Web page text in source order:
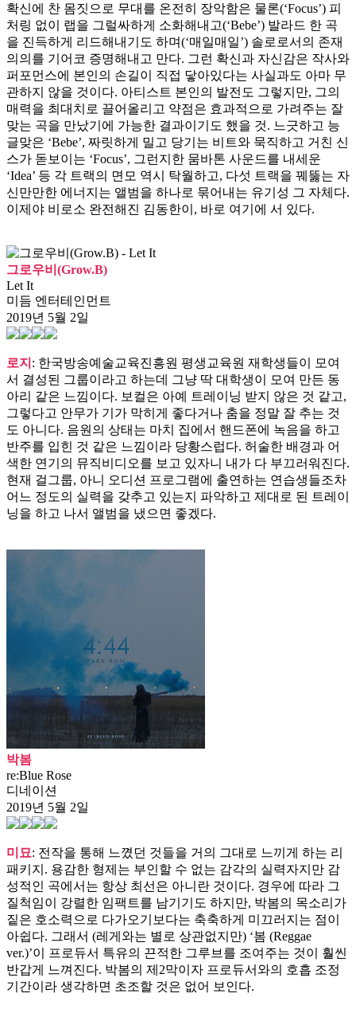
확신에 찬 몸짓으로 무대를 온전히 장악함은 물론(‘Focus’) 피
처링 없이 랩을 그럴싸하게 소화해내고(‘Bebe’) 발라드 한 곡
을 진득하게 리드해내기도 하며(‘매일매일’) 솔로로서의 존재
의의를 기어코 증명해내고 만다. 그런 확신과 자신감은 작사와
퍼포먼스에 본인의 손길이 직접 닿아있다는 사실과도 아마 무
관하지 않을 것이다. 아티스트 본인의 발전도 그렇지만, 그의
매력을 최대치로 끌어올리고 약점은 효과적으로 가려주는 잘
맞는 곡을 만났기에 가능한 결과이기도 했을 것. 느긋하고 능
글맞은 ‘Bebe’, 짜릿하게 밀고 당기는 비트와 묵직하고 거친 신
스가 돋보이는 ‘Focus’, 그런지한 뭄바톤 사운드를 내세운
‘Idea’ 등 각 트랙의 면모 역시 탁월하고, 다섯 트랙을 꿰뚫는 자
신만만한 에너지는 앨범을 하나로 묶어내는 유기성 그 자체다.
이제야 비로소 완전해진 김동한이, 바로 여기에 서 있다.
그로우비(Grow.B)
Let It
미듬 엔터테인먼트
2019년 5월 2일
로지 : 한국방송예술교육진흥원 평생교육원 재학생들이 모여
서 결성된 그룹이라고 하는데 그냥 딱 대학생이 모여 만든 동
아리 같은 느낌이다. 보컬은 아예 트레이닝 받지 않은 것 같고,
그렇다고 안무가 기가 막히게 좋다거나 춤을 정말 잘 추는 것
도 아니다. 음원의 상태는 마치 집에서 핸드폰에 녹음을 하고
반주를 입힌 것 같은 느낌이라 당황스럽다. 허술한 배경과 어
색한 연기의 뮤직비디오를 보고 있자니 내가 다 부끄러워진다.
현재 걸그룹, 아니 오디션 프로그램에 출연하는 연습생들조차
어느 정도의 실력을 갖추고 있는지 파악하고 제대로 된 트레이
닝을 하고 나서 앨범을 냈으면 좋겠다.
박봄
re:Blue Rose
디네이션
2019년 5월 2일
미묘: 전작을 통해 느꼈던 것들을 거의 그대로 느끼게 하는 리
패키지. 용감한 형제는 부인할 수 없는 감각의 실력자지만 감
성적인 곡에서는 항상 최선은 아니란 것이다. 경우에 따라 그
질척임이 강렬한 임팩트를 남기기도 하지만, 박봄의 목소리가
짙은 호소력으로 다가오기보다는 축축하게 미끄러지는 점이
아쉽다. 그래서 (레게와는 별로 상관없지만) ‘봄 (Reggae
ver.)’이 프로듀서 특유의 끈적한 그루브를 조여주는 것이 훨씬
반갑게 느껴진다. 박봄의 제2막이자 프로듀서와의 호흡 조정
기간이라 생각하면 초조할 것은 없어 보인다.